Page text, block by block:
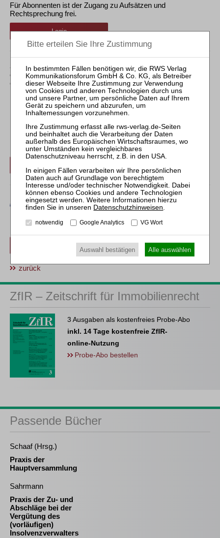
Für Abonnenten ist der Zugang zu Aufsätzen und
Rechtsprechung frei.
Login
Sollten Sie über kein Abonnement verfügen, können Sie
den gewünschten Beitrag trotzdem kostenpflichtig
erwerben:
Erwerben Sie den gewünschten Beitrag kostenpflichtig per
Rechnung.
Erwerben Sie den gewünschten Beitrag kostenpflichtig mit
PayPal
Beitrag für 21,90 € inkl. 7 % MwSt. kaufen
zurück
ZfIR – Zeitschrift für Immobilienrecht
3 Ausgaben als kostenfreies Probe-Abo
inkl. 14 Tage kostenfreie ZfIR-
online-Nutzung
Probe-Abo bestellen
Passende Bücher
Schaaf (Hrsg.)
Praxis der
Hauptversammlung
Sahrmann
Praxis der Zu- und
Abschläge bei der
Vergütung des
(vorläufigen)
Insolvenzverwalters
Datenschutzhinweisen
notwendig Google Analytics VG Wort
Auswahl bestätigen Alle auswählen